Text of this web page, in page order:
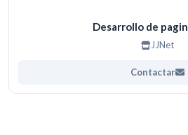
Desarrollo de
JJNet
Contactar